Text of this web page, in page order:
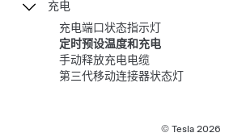
充电
充电端口状态指示灯
定时预设温度和充电
手动释放充电电缆
第三代移动连接器状态灯
© Tesla 2026